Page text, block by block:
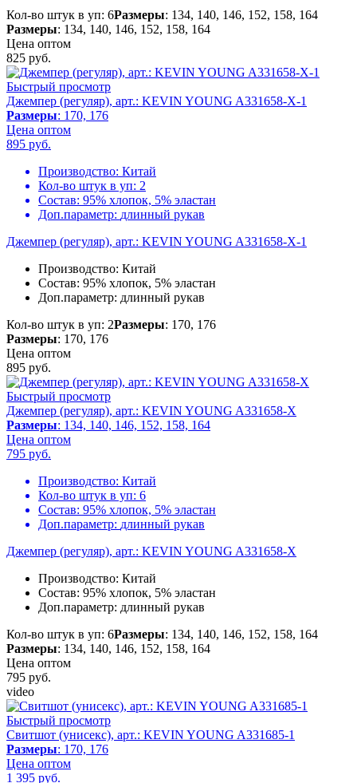
Кол-во штук в уп: 6Размеры: 134, 140, 146, 152, 158, 164
Размеры: 134, 140, 146, 152, 158, 164
Цена оптом
825 руб.
Быстрый просмотр
Джемпер (регуляр), арт.: KEVIN YOUNG A331658-X-1
Размеры: 170, 176
Цена оптом
895 руб.
Производство: Китай
Кол-во штук в уп: 2
Состав: 95% хлопок, 5% эластан
Доп.параметр: длинный рукав
Джемпер (регуляр), арт.: KEVIN YOUNG A331658-X-1
Производство: Китай
Состав: 95% хлопок, 5% эластан
Доп.параметр: длинный рукав
Кол-во штук в уп: 2Размеры: 170, 176
Размеры: 170, 176
Цена оптом
895 руб.
Быстрый просмотр
Джемпер (регуляр), арт.: KEVIN YOUNG A331658-X
Размеры: 134, 140, 146, 152, 158, 164
Цена оптом
795 руб.
Производство: Китай
Кол-во штук в уп: 6
Состав: 95% хлопок, 5% эластан
Доп.параметр: длинный рукав
Джемпер (регуляр), арт.: KEVIN YOUNG A331658-X
Производство: Китай
Состав: 95% хлопок, 5% эластан
Доп.параметр: длинный рукав
Кол-во штук в уп: 6Размеры: 134, 140, 146, 152, 158, 164
Размеры: 134, 140, 146, 152, 158, 164
Цена оптом
795 руб.
video
Быстрый просмотр
Свитшот (унисекс), арт.: KEVIN YOUNG A331685-1
Размеры: 170, 176
Цена оптом
1 395 руб.